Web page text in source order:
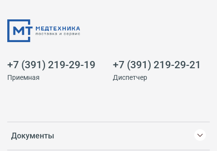
Документы
+7 (391) 219-29-19
Приемная
+7 (391) 219-29-21
Диспетчер